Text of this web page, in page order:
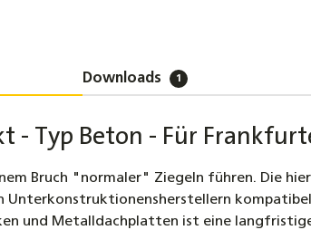
Downloads 1
- Typ Beton - Für
Bruch "normaler" Ziegeln führen. Die
Unterkonstruktionensherstellern
und Metalldachplatten ist eine